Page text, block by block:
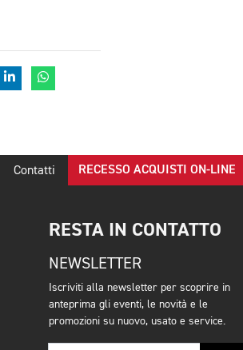
Contatti RECESSO ACQUISTI ON-LINE
RESTA IN CONTATTO
NEWSLETTER
Iscriviti alla newsletter per scoprire in
anteprima gli eventi, le novità e le
promozioni su nuovo, usato e service.